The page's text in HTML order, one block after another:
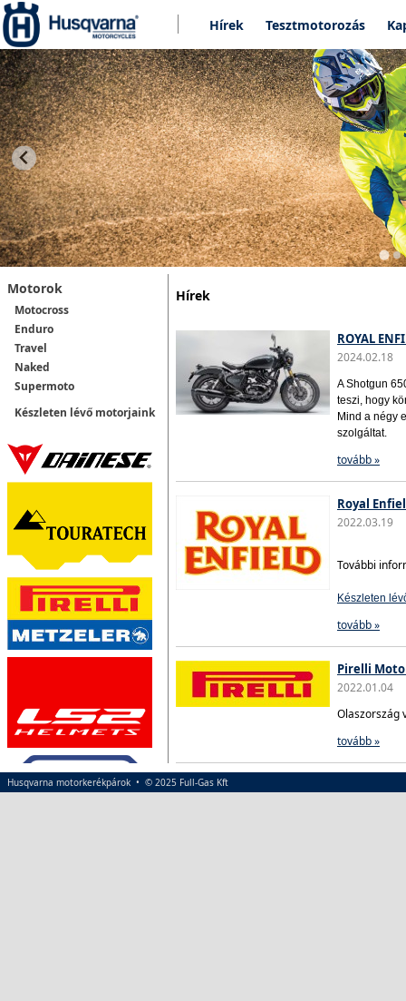
Hírek Tesztmotorozás
Motorok
Motocross
Enduro
Travel
Naked
Supermoto
Készleten lévő motorjaink
Hírek
ROYAL
2024.02.18
A Shotgun
teszi, hogy
Mind a négy
szolgáltat.
tovább »
Royal
2022.03.19
További
Készleten
tovább »
Pirelli
2022.01.04
Olaszország
tovább »
Husqvarna motorkerékpárok • © 2025 Full-Gas Kft